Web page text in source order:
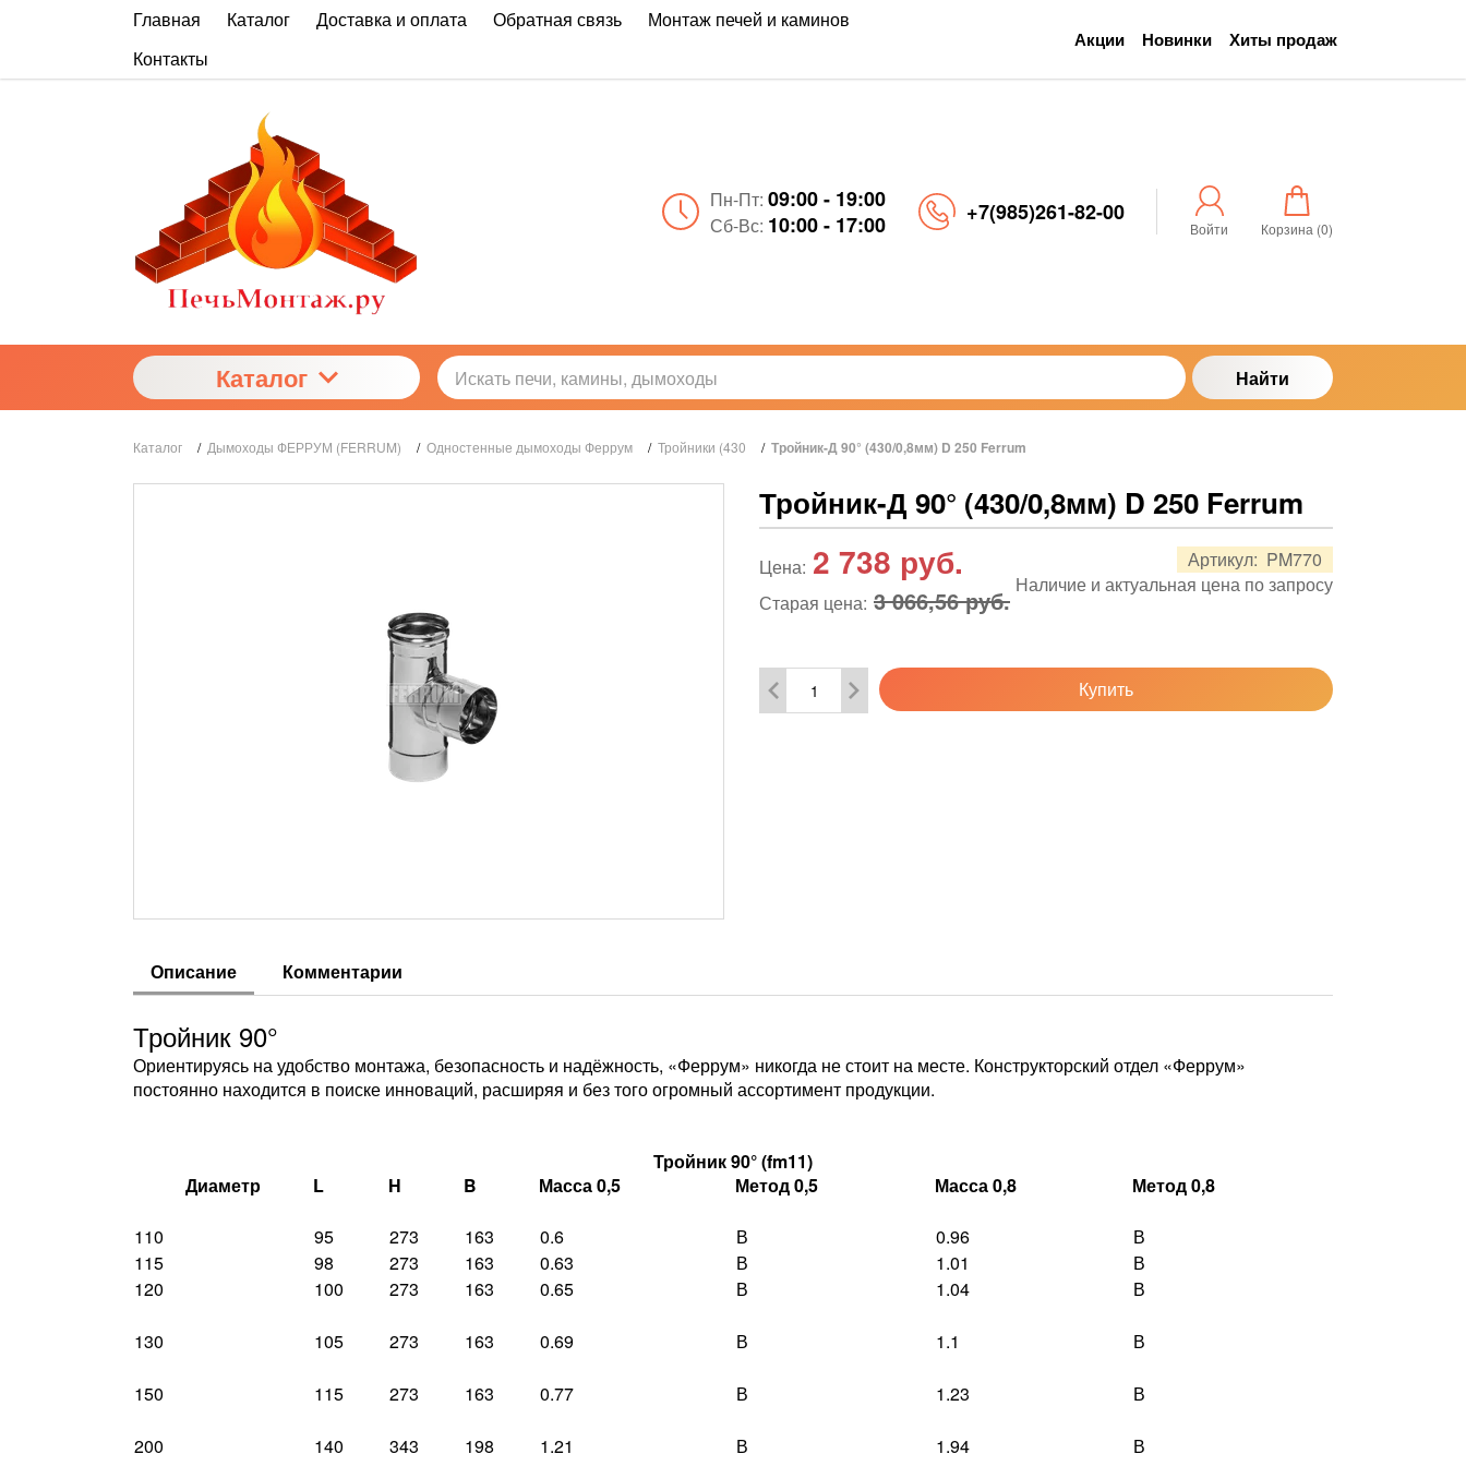
Главная Каталог Доставка и оплата Обратная связь
Монтаж печей и каминов
Контакты
Акции Новинки Хиты продаж
Пн-Пт: 09:00 - 19:00
Сб-Вс: 10:00 - 17:00 +7(985)261-82-00
Войти Корзина (0)
Каталог Найти
Каталог / Дымоходы ФЕРРУМ (FERRUM) / Одностенные дымоходы Феррум / Тройники (430 / Тройник-Д 90° (430/0,8мм) D 250 Ferrum
Тройник-Д 90° (430/0,8мм) D 250 Ferrum
Артикул: PM770
Наличие и актуальная цена по запросу
Цена: 2 738 руб.
Старая цена: 3 066,56 руб.
Купить
Описание Комментарии
Тройник 90°
Ориентируясь на удобство монтажа, безопасность и надёжность, «Феррум» никогда не стоит на месте. Конструкторский отдел «Феррум»
постоянно находится в поиске инноваций, расширяя и без того огромный ассортимент продукции.
Тройник 90° (fm11)
Диаметр
L H B Масса 0,5 Метод 0,5 Масса 0,8 Метод 0,8
110 95 273 163 0.6 В 0.96
В
115
98 273 163 0.63 В 1.01
В
120
100 273 163 0.65 В 1.04 В
130 105 273 163 0.69 В 1.1 В
150 115 273 163 0.77 В 1.23 В
200 140 343 198 1.21 В 1.94 В